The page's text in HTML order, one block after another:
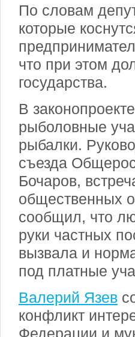
По словам
которые
что при этом
государства.
В
рыболовные
рыбалки.
съезда
Бочаров,
общественных
сообщил, что
руки частных
вызвала и
под платные
Валерий Язев
конфликт
Федерации и